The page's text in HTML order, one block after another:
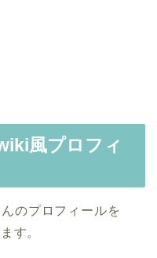
風プロフィ
のプロフィールを
す。